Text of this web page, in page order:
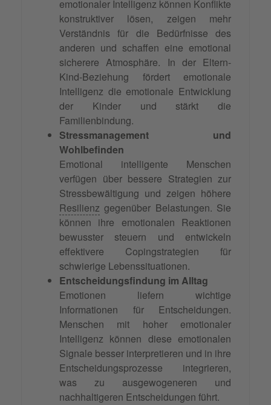
emotionaler Intelligenz können Konflikte
konstruktiver lösen, zeigen mehr
Verständnis für die Bedürfnisse des
anderen und schaffen eine emotional
sicherere Atmosphäre. In der Eltern-
Kind-Beziehung fördert emotionale
Intelligenz die emotionale Entwicklung
der Kinder und stärkt die
Familienbindung.
Stressmanagement und
Wohlbefinden
Emotional intelligente Menschen
verfügen über bessere Strategien zur
Stressbewältigung und zeigen höhere
Resilienz gegenüber Belastungen. Sie
können ihre emotionalen Reaktionen
bewusster steuern und entwickeln
effektivere Copingstrategien für
schwierige Lebenssituationen.
Entscheidungsfindung im Alltag
Emotionen liefern wichtige
Informationen für Entscheidungen.
Menschen mit hoher emotionaler
Intelligenz können diese emotionalen
Signale besser interpretieren und in ihre
Entscheidungsprozesse integrieren,
was zu ausgewogeneren und
nachhaltigeren Entscheidungen führt.